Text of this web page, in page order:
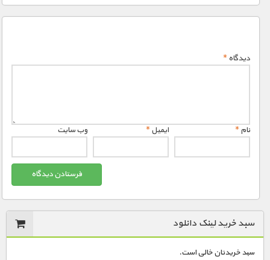
دیدگاه*
نام* ایمیل* وب‌ سایت
سبد خرید لینک دانلود
سبد خریدتان خالی است.